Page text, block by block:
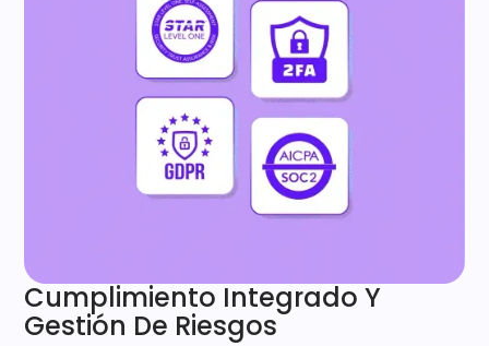
Cumplimiento Integrado Y
Gestión De Riesgos